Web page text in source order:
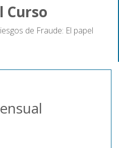
Curso
de Fraude: El papel